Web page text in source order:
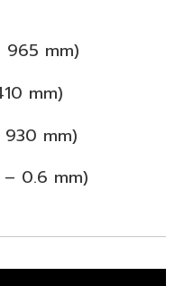
965 mm)
mm)
mm)
0.6 mm)